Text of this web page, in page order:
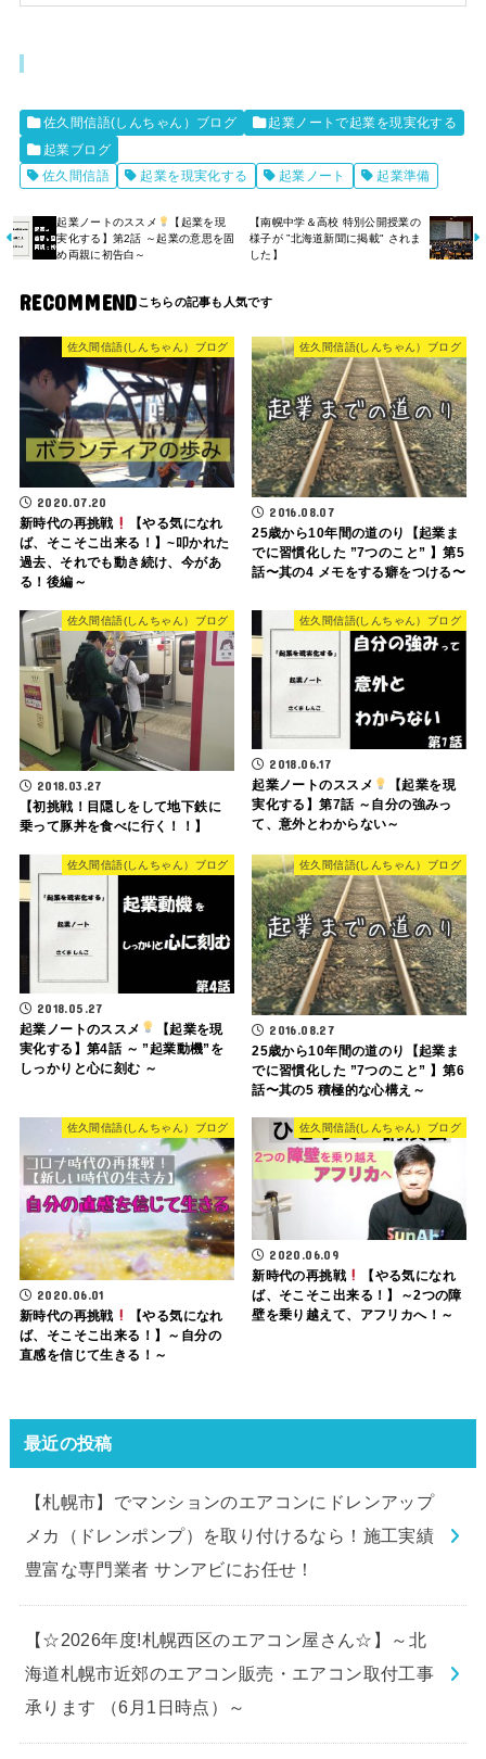
佐久間信語(しんちゃん）ブログ
起業ノートで起業を現実化する
起業ブログ
佐久間信語
起業を現実化する 起業ノート 起業準備
起業ノートのススメ
【起業を現
実化する】第2話 ～起業の意思を固
め両親に初告白～
【南幌中学＆高校 特別公開授業の
様子が ”北海道新聞に掲載" されま
した】
RECOMMEND
佐久間信語(しんちゃん）ブログ
2020.07.20
新時代の再挑戦
【やる気になれ
ば、そこそこ出来る！】~叩かれた
過去、それでも動き続け、今があ
る！後編～
佐久間信語(しんちゃん）ブログ
2016.08.07
25歳から10年間の道のり【起業ま
でに習慣化した ”7つのこと” 】第5
話〜其の4 メモをする癖をつける〜
佐久間信語(しんちゃん）ブログ
2018.03.27
【初挑戦！目隠しをして地下鉄に
乗って豚丼を食べに行く！！】
佐久間信語(しんちゃん）ブログ
2018.06.17
起業ノートのススメ
【起業を現
実化する】第7話 ～自分の強みっ
て、意外とわからない～
佐久間信語(しんちゃん）ブログ
2018.05.27
起業ノートのススメ
【起業を現
実化する】第4話 ～ ”起業動機”を
しっかりと心に刻む ～
佐久間信語(しんちゃん）ブログ
2016.08.27
25歳から10年間の道のり【起業ま
でに習慣化した ”7つのこと” 】第6
話〜其の5 積極的な心構え～
佐久間信語(しんちゃん）ブログ
2020.06.01
新時代の再挑戦
【やる気になれ
ば、そこそこ出来る！】～自分の
直感を信じて生きる！～
佐久間信語(しんちゃん）ブログ
2020.06.09
新時代の再挑戦
【やる気になれ
ば、そこそこ出来る！】～2つの障
壁を乗り越えて、アフリカへ！～
最近の投稿
【札幌市】でマンションのエアコンにドレンアップ
メカ（ドレンポンプ）を取り付けるなら！施工実績
豊富な専門業者 サンアビにお任せ！
【☆2026年度!札幌西区のエアコン屋さん☆】～北
海道札幌市近郊のエアコン販売・エアコン取付工事
承ります （6月1日時点）～